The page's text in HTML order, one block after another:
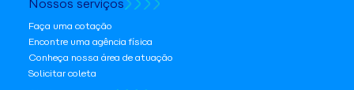
Nossos serviços
Faça uma cotação
Encontre uma agência física
Conheça nossa área de atuação
Solicitar coleta